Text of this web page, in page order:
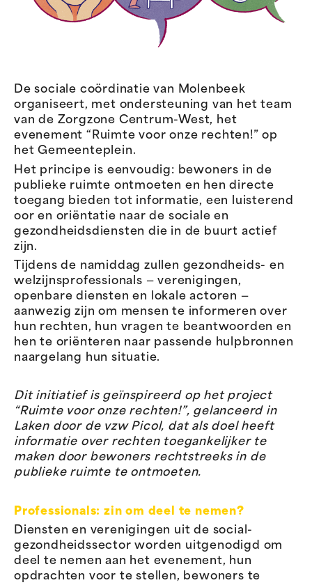
De sociale coördinatie van Molenbeek
organiseert, met ondersteuning van het team
van de Zorgzone Centrum-West, het
evenement “Ruimte voor onze rechten!” op
het Gemeenteplein.
Het principe is eenvoudig: bewoners in de
publieke ruimte ontmoeten en hen directe
toegang bieden tot informatie, een luisterend
oor en oriëntatie naar de sociale en
gezondheidsdiensten die in de buurt actief
zijn.
Tijdens de namiddag zullen gezondheids- en
welzijnsprofessionals — verenigingen,
openbare diensten en lokale actoren —
aanwezig zijn om mensen te informeren over
hun rechten, hun vragen te beantwoorden en
hen te oriënteren naar passende hulpbronnen
naargelang hun situatie.
Dit initiatief is geïnspireerd op het project
“Ruimte voor onze rechten!”, gelanceerd in
Laken door de vzw Picol, dat als doel heeft
informatie over rechten toegankelijker te
maken door bewoners rechtstreeks in de
publieke ruimte te ontmoeten.
Professionals: zin om deel te nemen?
Diensten en verenigingen uit de social-
gezondheidssector worden uitgenodigd om
deel te nemen aan het evenement, hun
opdrachten voor te stellen, bewoners te